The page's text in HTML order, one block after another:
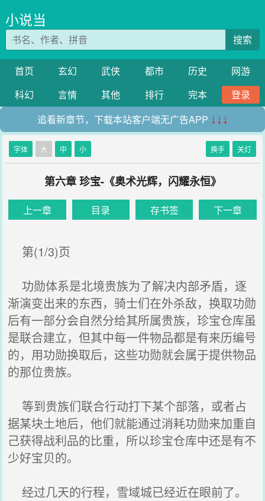
小说当
搜索
首页 玄幻 武侠 都市 历史
网游
科幻
言情 其他 排行 完本
登录
追看新章节，下载本站客户端无广告APP ↓↓↓
字体 大 中 小 换手 关灯
第六章 珍宝-《奥术光辉，闪耀永恒》
上一章 目录 存书签 下一章
第(1/3)页
功勋体系是北境贵族为了解决内部矛盾，逐
渐演变出来的东西，骑士们在外杀敌，换取功勋
后有一部分会自然分给其所属贵族，珍宝仓库虽
是联合建立，但其中每一件物品都是有来历编号
的，用功勋换取后，这些功勋就会属于提供物品
的那位贵族。
等到贵族们联合行动打下某个部落，或者占
据某块土地后，他们就能通过消耗功勋来加重自
己获得战利品的比重，所以珍宝仓库中还是有不
少好宝贝的。
经过几天的行程，雪域城已经近在眼前了。